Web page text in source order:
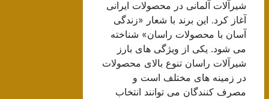
شیرآلات آلمانی در محصولات ایرانی
آغاز کرد. این برند با شعار «زندگی
آسان با محصولات راسان» شناخته
می شود. یکی از ویژگی های بارز
شیرآلات راسان تنوع بالای محصولات
در زمینه های مختلف است و
مصرف کنندگان می توانند انتخاب